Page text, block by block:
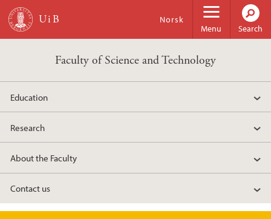
Skip to main content
Menu
Norsk
Search
Faculty of Science and Technology
Education
Research
About the Faculty
Contact us